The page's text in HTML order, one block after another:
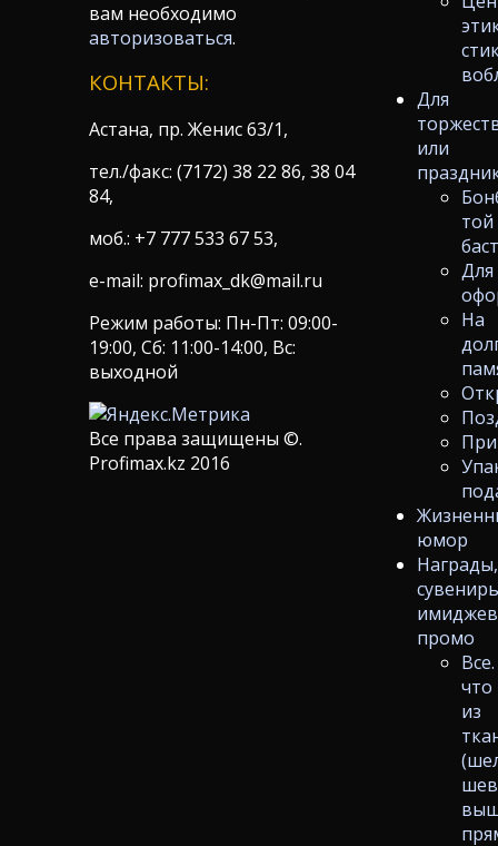
Для
или
той
Для
На
юмор
Награды,
промо
Все.
что
из
вам необходимо
авторизоваться.
КОНТАКТЫ:
Астана, пр. Женис 63/1,
тел./факс: (7172) 38 22 86, 38 04
84,
моб.: +7 777 533 67 53,
e-mail: profimax_dk@mail.ru
Режим работы: Пн-Пт: 09:00-
19:00, Сб: 11:00-14:00, Вс:
выходной
Все права защищены ©.
Profimax.kz 2016